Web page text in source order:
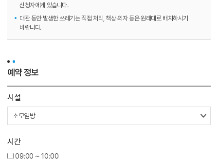
신청자에게 있습니다.
대관 동안 발생한 쓰레기는 직접 처리, 책상·의자 등은 원래대로 배치하시기
바랍니다.
예약 정보
시설
시간
09:00 ~ 10:00